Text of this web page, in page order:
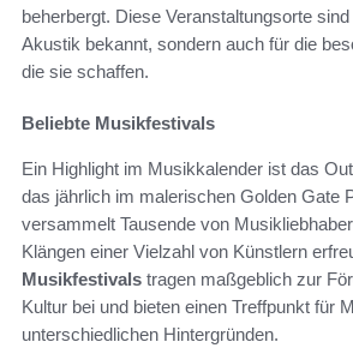
beherbergt. Diese Veranstaltungsorte
Akustik bekannt, sondern auch für die
die sie schaffen.
Beliebte Musikfestivals
Ein Highlight im Musikkalender ist das
das jährlich im malerischen Golden Gate
versammelt Tausende von
Klängen einer Vielzahl von Künstlern
Musikfestivals tragen maßgeblich zur
Kultur bei und bieten einen Treffpunkt für
unterschiedlichen Hintergründen.